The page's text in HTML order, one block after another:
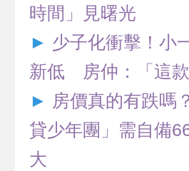
時間」見曙光
► 少子化衝擊！小
新低 房仲：「這
► 房價真的有跌
貸少年團」需自備
大